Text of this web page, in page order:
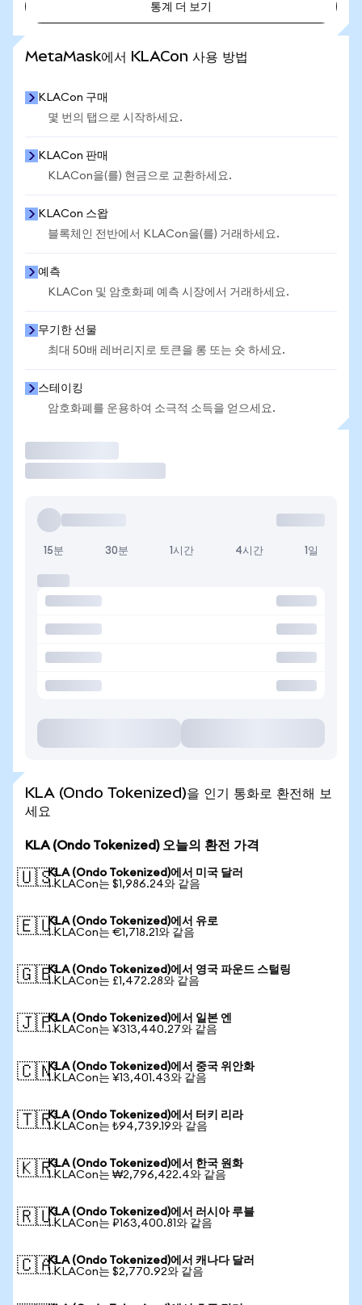
통계 더 보기
MetaMask에서 KLACon 사용 방법
KLACon 구매
몇 번의 탭으로 시작하세요.
KLACon 판매
KLACon을(를) 현금으로 교환하세요.
KLACon 스왑
블록체인 전반에서 KLACon을(를) 거래하세요.
예측
KLACon 및 암호화폐 예측 시장에서 거래하세요.
무기한 선물
최대 50배 레버리지로 토큰을 롱 또는 숏 하세요.
스테이킹
암호화폐를 운용하여 소극적 소득을 얻으세요.
15분 30분 1시간 4시간 1일
KLA (Ondo Tokenized)을 인기 통화로 환전해 보
세요
KLA (Ondo Tokenized) 오늘의 환전 가격
🇺🇸KLA (Ondo Tokenized)에서 미국 달러
1 KLACon는 $1,986.24와 같음
🇪🇺KLA (Ondo Tokenized)에서 유로
1 KLACon는 €1,718.21와 같음
🇬🇧KLA (Ondo Tokenized)에서 영국 파운드 스털링
1 KLACon는 £1,472.28와 같음
🇯🇵KLA (Ondo Tokenized)에서 일본 엔
1 KLACon는 ¥313,440.27와 같음
🇨🇳KLA (Ondo Tokenized)에서 중국 위안화
1 KLACon는 ¥13,401.43와 같음
🇹🇷KLA (Ondo Tokenized)에서 터키 리라
1 KLACon는 ₺94,739.19와 같음
🇰🇷KLA (Ondo Tokenized)에서 한국 원화
1 KLACon는 ₩2,796,422.4와 같음
🇷🇺KLA (Ondo Tokenized)에서 러시아 루블
1 KLACon는 ₽163,400.81와 같음
🇨🇦KLA (Ondo Tokenized)에서 캐나다 달러
1 KLACon는 $2,770.92와 같음